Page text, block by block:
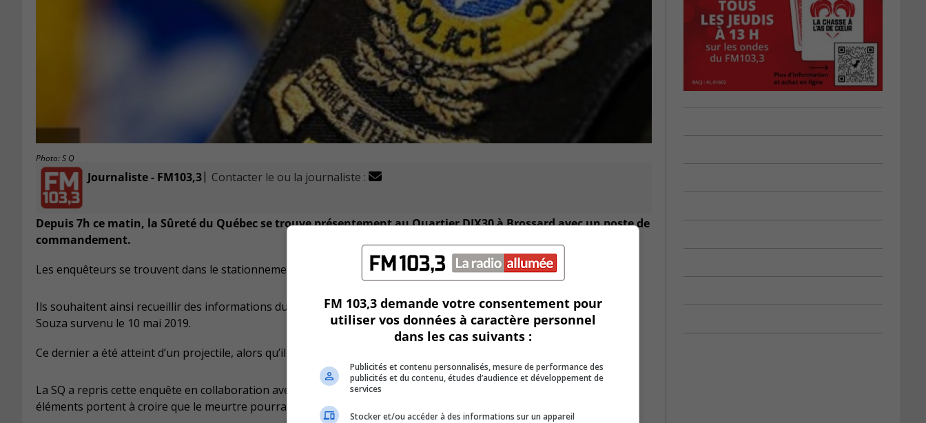
Photo: S Q
Journaliste - FM103,3| Contacter le ou la journaliste :
Depuis 7h ce matin, la Sûreté du Québec se trouve présentement au Quartier DIX30 à Brossard avec un poste de
commandement.
Les enquêteurs se trouvent dans le stationnement situé sur le boulevard Leduc près du cinéma.
Ils souhaitent ainsi recueillir des informations du public dans le cadre de son enquête sur le meurtre d’Éric Francis de
Souza survenu le 10 mai 2019.
Ce dernier a été atteint d’un projectile, alors qu’il était attablé au restaurant Pizzéria Sofia.
La SQ a repris cette enquête en collaboration avec le Service de police de l’agglomération de Longueuil puisque des
éléments portent à croire que le meurtre pourrait être lié au crime organisé.
FM 103,3 demande votre consentement pour
utiliser vos données à caractère personnel
dans les cas suivants :
Publicités et contenu personnalisés, mesure de performance des
publicités et du contenu, études d’audience et développement de
services
Stocker et/ou accéder à des informations sur un appareil